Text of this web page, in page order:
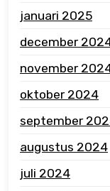
januari 2025
december
november
oktober 2024
september
augustus 2024
juli 2024